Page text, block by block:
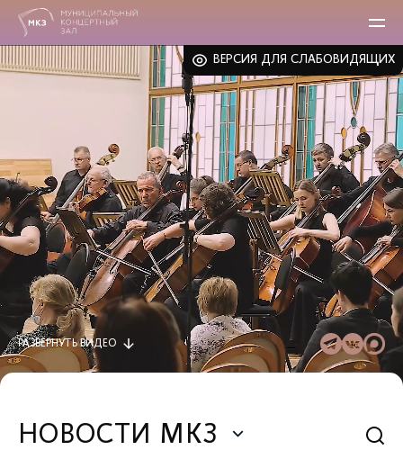
ВЕРСИЯ ДЛЯ СЛАБОВИДЯЩИХ
РАЗВЕРНУТЬВИДЕО
НОВОСТИ МКЗ